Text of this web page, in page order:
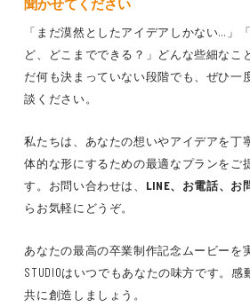
聞かせてください
「まだ漠然としたアイデアしかない…」
ど、どこまでできる？」どんな些細なこ
だ何も決まっていない段階でも、ぜひ一
談ください。
私たちは、あなたの想いやアイデアを丁
体的な形にするための最適なプランをご
す。お問い合わせは、 LINE、お電話、お
らお気軽にどうぞ。
あなたの最高の卒業制作記念ムービーを
STUDIOはいつでもあなたの味方です。感
共に創造しましょう。